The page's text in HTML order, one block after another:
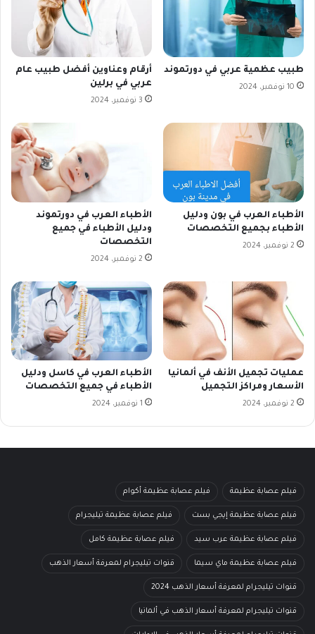
طبيب عظمية عربي في دورتموند
10 نوفمبر، 2024
أرقام وعناوين أفضل طبيب عام
عربي في برلين
3 نوفمبر، 2024
الأطباء العرب في بون ودليل
الأطباء بجميع التخصصات
2 نوفمبر، 2024
الأطباء العرب في دورتموند
ودليل الأطباء في جميع
التخصصات
2 نوفمبر، 2024
عمليات تجميل الأنف في ألمانيا
الأسعار ومراكز التجميل
2 نوفمبر، 2024
الأطباء العرب في كاسل ودليل
الأطباء في جميع التخصصات
1 نوفمبر، 2024
فيلم عصابة عظيمة فيلم عصابة عظيمة أكوام
فيلم عصابة عظيمة إيجي بست فيلم عصابة عظيمة تيليجرام
فيلم عصابة عظيمة عرب سيد فيلم عصابة عظيمة كامل
فيلم عصابة عظيمة ماي سيما قنوات تيليجرام لمعرفة أسعار الذهب
قنوات تيليجرام لمعرفة أسعار الذهب 2024
قنوات تيليجرام لمعرفة أسعار الذهب في ألمانيا